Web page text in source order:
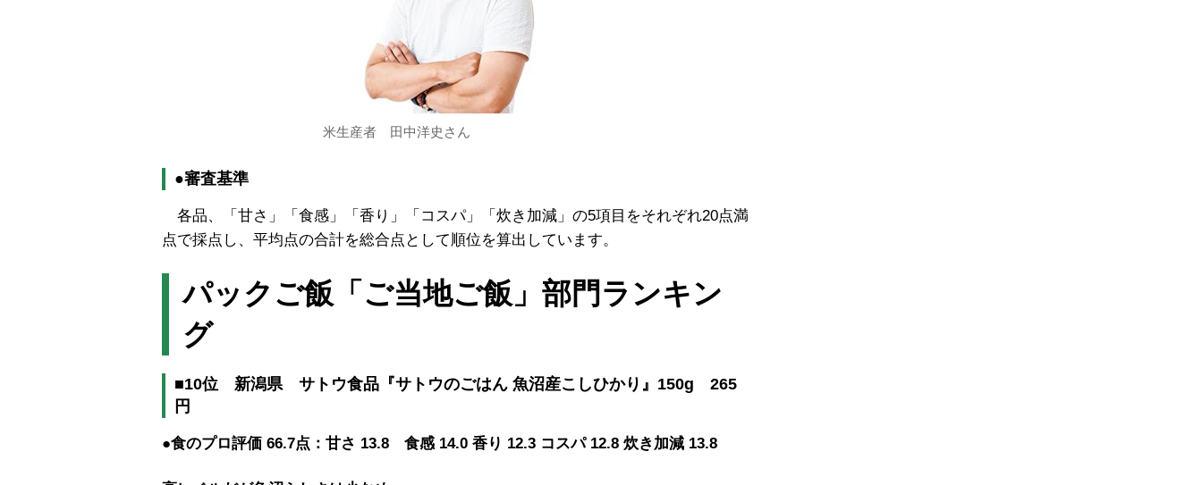
米生産者 田中洋史さん
●審査基準
各品、「甘さ」「食感」「香り」「コスパ」「炊き加減」の5項目をそれぞれ20点満
点で採点し、平均点の合計を総合点として順位を算出しています。
パックご飯「ご当地ご飯」部門ランキン
グ
■10位 新潟県 サトウ食品『サトウのごはん 魚沼産こしひかり』150g 265
円
●食のプロ評価 66.7点：甘さ 13.8 食感 14.0 香り 12.3 コスパ 12.8 炊き加減 13.8